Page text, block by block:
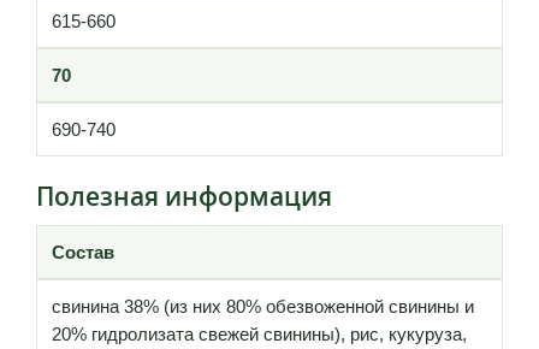
615-660
70
690-740
Полезная информация
Состав
свинина 38% (из них 80% обезвоженной свинины и
20% гидролизата свежей свинины), рис, кукуруза,